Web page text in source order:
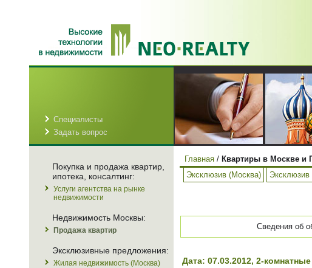
Специалисты
Задать вопрос
Покупка и продажа квартир,
ипотека, консалтинг:
Услуги агентства на рынке
недвижимости
Недвижимость Москвы:
Продажа квартир
Эксклюзивные предложения:
Жилая недвижимость (Москва)
Главная / Квартиры в Москве и
Эксклюзив (Москва)
Сведения об
Дата: 07.03.2012, 2-